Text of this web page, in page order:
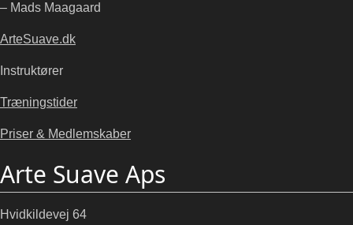
– Mads Maagaard
ArteSuave.dk
Instruktører
Træningstider
Priser & Medlemskaber
Arte Suave Aps
Hvidkildevej 64